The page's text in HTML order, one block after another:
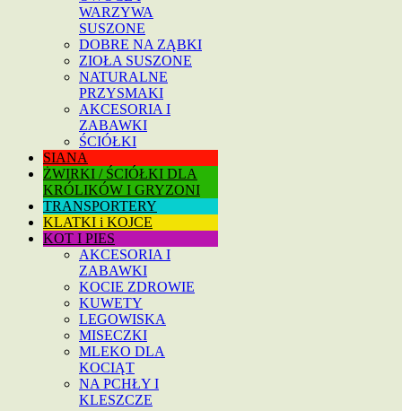
WARZYWA
SUSZONE
DOBRE NA ZĄBKI
ZIOŁA SUSZONE
NATURALNE
PRZYSMAKI
AKCESORIA I
ZABAWKI
ŚCIÓŁKI
SIANA
ŻWIRKI / ŚCIÓŁKI DLA
KRÓLIKÓW I GRYZONI
TRANSPORTERY
KLATKI i KOJCE
KOT I PIES
AKCESORIA I
ZABAWKI
KOCIE ZDROWIE
KUWETY
LEGOWISKA
MISECZKI
MLEKO DLA
KOCIĄT
NA PCHŁY I
KLESZCZE